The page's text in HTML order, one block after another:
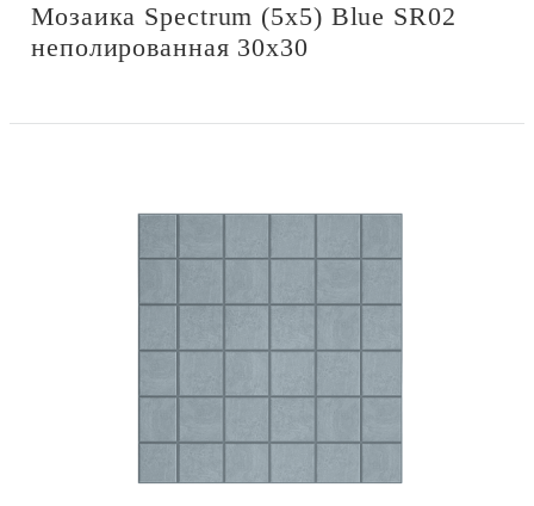
Мозаика Spectrum (5х5) Blue SR02
неполированная 30x30